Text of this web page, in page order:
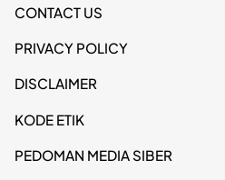
CONTACT US
PRIVACY POLICY
DISCLAIMER
KODE ETIK
PEDOMAN MEDIA SIBER